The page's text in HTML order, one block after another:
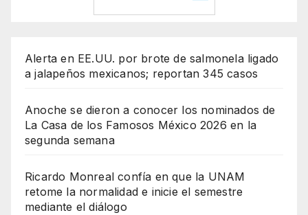
Alerta en EE.UU. por brote de salmonela ligado
a jalapeños mexicanos; reportan 345 casos
Anoche se dieron a conocer los nominados de
La Casa de los Famosos México 2026 en la
segunda semana
Ricardo Monreal confía en que la UNAM
retome la normalidad e inicie el semestre
mediante el diálogo